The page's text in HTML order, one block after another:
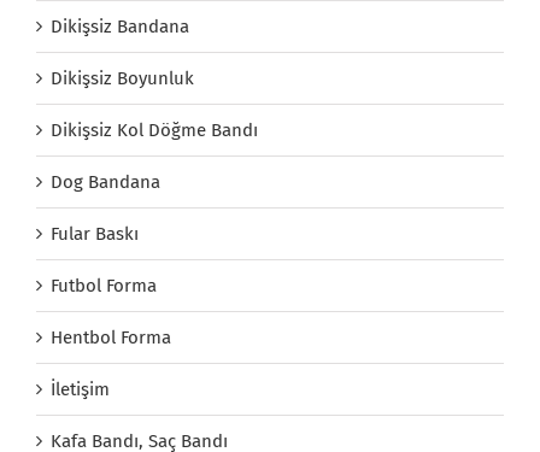
Dikişsiz Bandana
Dikişsiz Boyunluk
Dikişsiz Kol Döğme Bandı
Dog Bandana
Fular Baskı
Futbol Forma
Hentbol Forma
İletişim
Kafa Bandı, Saç Bandı